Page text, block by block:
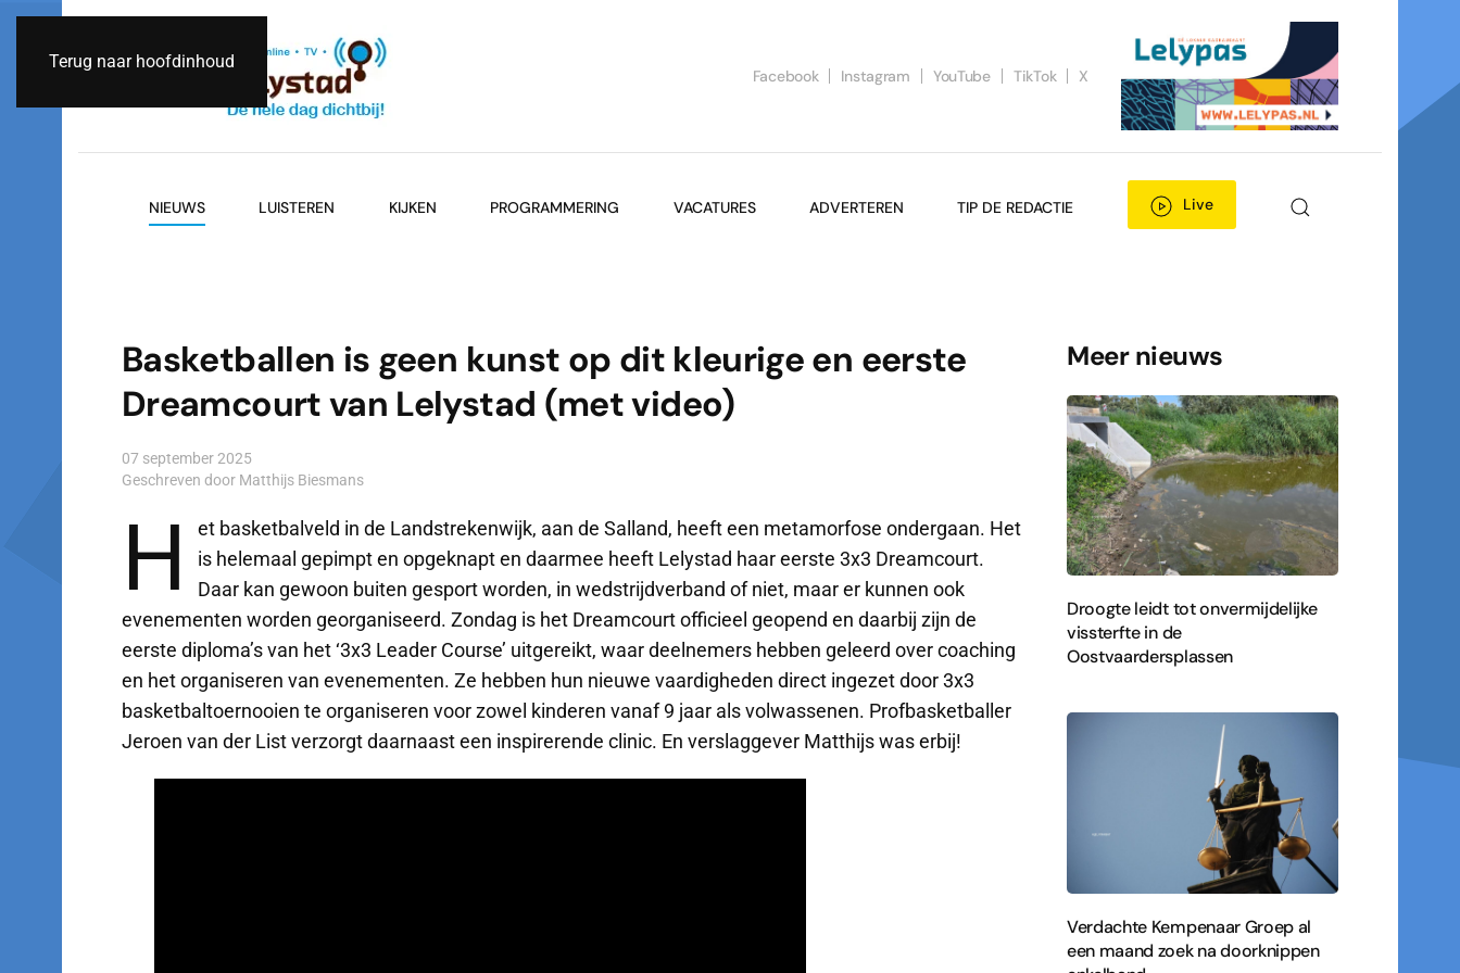
Terug naar hoofdinhoud
Facebook Instagram YouTube TikTok X
NIEUWS LUISTEREN KIJKEN PROGRAMMERING VACATURES ADVERTEREN TIP DE REDACTIE Live
Basketballen is geen kunst op dit kleurige en eerste
Dreamcourt van Lelystad (met video)
07 september 2025
Geschreven door Matthijs Biesmans
H
et basketbalveld in de Landstrekenwijk, aan de Salland, heeft een metamorfose ondergaan. Het
is helemaal gepimpt en opgeknapt en daarmee heeft Lelystad haar eerste 3x3 Dreamcourt.
Daar kan gewoon buiten gesport worden, in wedstrijdverband of niet, maar er kunnen ook
evenementen worden georganiseerd. Zondag is het Dreamcourt officieel geopend en daarbij zijn de
eerste diploma’s van het ‘3x3 Leader Course’ uitgereikt, waar deelnemers hebben geleerd over coaching
en het organiseren van evenementen. Ze hebben hun nieuwe vaardigheden direct ingezet door 3x3
basketbaltoernooien te organiseren voor zowel kinderen vanaf 9 jaar als volwassenen. Profbasketballer
Jeroen van der List verzorgt daarnaast een inspirerende clinic. En verslaggever Matthijs was erbij!
Meer nieuws
Droogte leidt tot onvermijdelijke
vissterfte in de
Oostvaardersplassen
Verdachte Kempenaar Groep al
een maand zoek na doorknippen